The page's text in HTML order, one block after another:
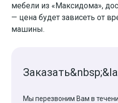
мебели из «Максидома»,
— цена будет зависеть от
машины.
Мы перезвоним Вам в